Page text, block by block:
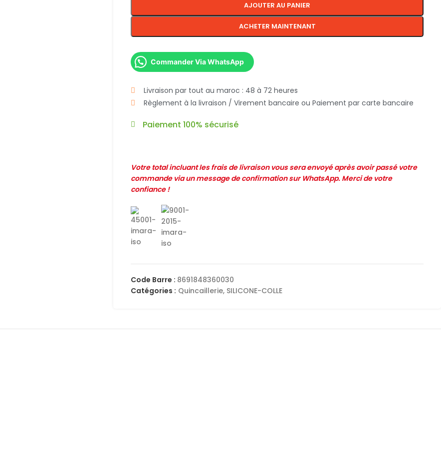
AJOUTER AU PANIER
ACHETER MAINTENANT
Commander Via WhatsApp
Livraison par tout au maroc : 48 à 72 heures
Règlement à la livraison / Virement bancaire ou Paiement par carte bancaire
Paiement 100% sécurisé
Votre total incluant les frais de livraison vous sera envoyé après avoir passé votre
commande via un message de confirmation sur WhatsApp. Merci de votre
confiance !
Code Barre : 8691848360030
Catégories : Quincaillerie, SILICONE-COLLE